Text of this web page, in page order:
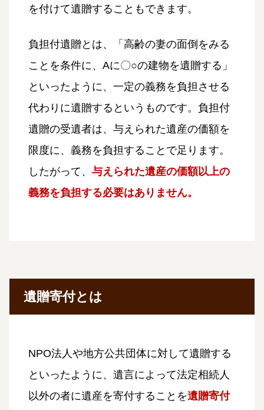
を付けて遺贈することもできます。
負担付遺贈とは、「高齢の妻の面倒をみる
ことを条件に、Aに〇○の建物を遺贈する」
といったように、一定の義務を負担させる
代わりに遺贈するというものです。負担付
遺贈の受遺者は、与えられた遺産の価額を
限度に、義務を負担することで足ります。
したがって、 与えられた遺産の価額以上の
義務を負担する必要はありません。
遺贈寄付とは
NPO法人や地方公共団体に対して遺贈する
といったように、遺言によって法定相続人
以外の者に遺産を寄付することを遺贈寄付